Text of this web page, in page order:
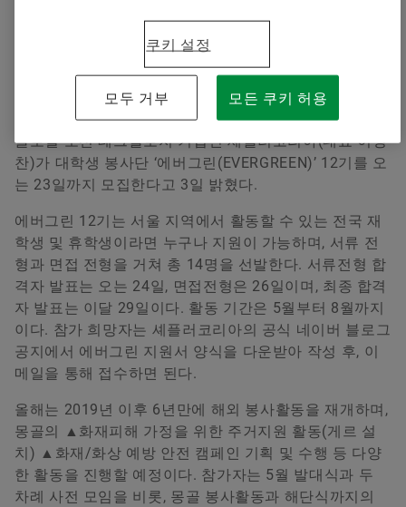
Soltschi Yoon
Communication and Branding Schaeffler Korea
+82 2 311 3416
info.kr@schaeffler.com
오는 23일까지 셰플러코리아 공식 네이버 블로그 통
개월간 국내 사전 모임 후 몽골 취약계층 대상 봉사
활동 진행 예정
글로벌 모션 테크놀로지 기업인 셰플러코리아(대표 이병
찬)가 대학생 봉사단 ‘에버그린(EVERGREEN)’ 12기를 오
는 23일까지 모집한다고 3일 밝혔다.
에버그린 12기는 서울 지역에서 활동할 수 있는 전국 재
학생 및 휴학생이라면 누구나 지원이 가능하며, 서류 전
형과 면접 전형을 거쳐 총 14명을 선발한다. 서류전형 합
격자 발표는 오는 24일, 면접전형은 26일이며, 최종 합격
자 발표는 이달 29일이다. 활동 기간은 5월부터 8월까지
이다. 참가 희망자는 셰플러코리아의 공식 네이버 블로그
공지에서 에버그린 지원서 양식을 다운받아 작성 후, 이
메일을 통해 접수하면 된다.
올해는 2019년 이후 6년만에 해외 봉사활동을 재개하며,
몽골의 ▲화재피해 가정을 위한 주거지원 활동(게르 설
치) ▲화재/화상 예방 안전 캠페인 기획 및 수행 등 다양
한 활동을 진행할 예정이다. 참가자는 5월 발대식과 두
차례 사전 모임을 비롯, 몽골 봉사활동과 해단식까지의
쿠키 설정
모두 거부 모든 쿠키 허용